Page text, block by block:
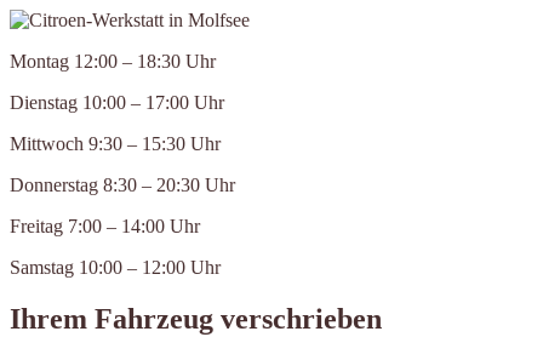
Montag 12:00 – 18:30 Uhr
Dienstag 10:00 – 17:00 Uhr
Mittwoch 9:30 – 15:30 Uhr
Donnerstag 8:30 – 20:30 Uhr
Freitag 7:00 – 14:00 Uhr
Samstag 10:00 – 12:00 Uhr
Ihrem Fahrzeug verschrieben